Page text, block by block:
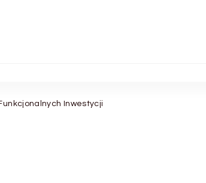
Inwestycji